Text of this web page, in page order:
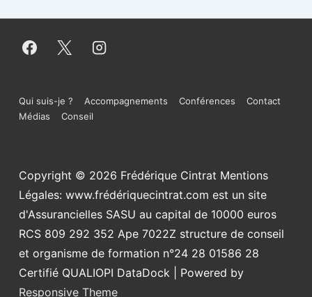
Menu
de
page
Qui suis-je ? Accompagnements Conférences
Contact
Médias
Conseil
Copyright © 2026 Frédérique Cintrat Mentions
Légales: www.frédériquecintrat.com est un site
d'Assurancielles SASU au capital de 10000 euros
RCS 809 292 352 Ape 7022Z structure de conseil
et organisme de formation n°24 28 01586 28
Certifié QUALIOPI DataDock
| Powered by
Responsive Theme